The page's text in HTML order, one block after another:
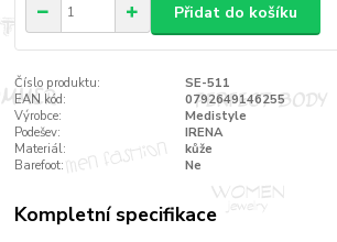
Přidat do košíku
Číslo produktu:
SE-511
EAN kód:
0792649146255
Výrobce:
Medistyle
Podešev:
IRENA
Materiál:
kůže
Barefoot:
Ne
Kompletní specifikace